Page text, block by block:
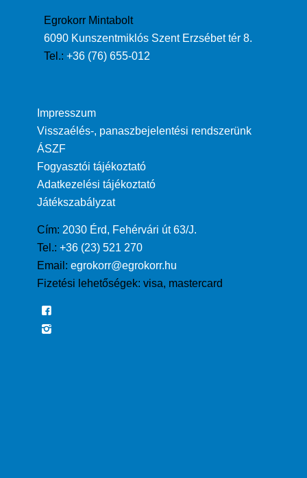
Egrokorr Mintabolt
6090 Kunszentmiklós Szent Erzsébet tér 8.
Tel.: +36 (76) 655-012
Impresszum
Visszaélés-, panaszbejelentési rendszerünk
ÁSZF
Fogyasztói tájékoztató
Adatkezelési tájékoztató
Játékszabályzat
Cím: 2030 Érd, Fehérvári út 63/J.
Tel.: +36 (23) 521 270
Email: egrokorr@egrokorr.hu
Fizetési lehetőségek: visa, mastercard